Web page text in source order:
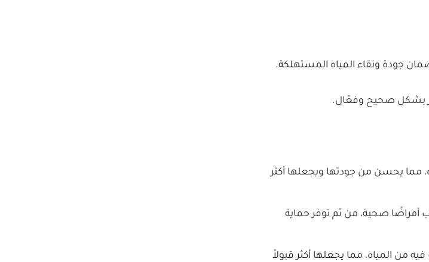
جودة ونقاء المياه المستهلكة.
بشكل صحيح وفعّال.
مما يحسن من جودتها ويجعلها أكثر
أمراضًا صحية، من ثم توفر حماية
من المياه، مما يجعلها أكثر قبولاً